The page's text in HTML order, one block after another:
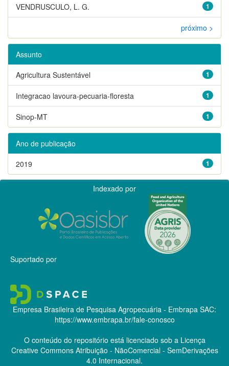
1
VENDRUSCULO, L. G.
próximo >
Assunto
1
Agricultura Sustentável
1
Integracao lavoura-pecuaria-floresta
1
Sinop-MT
Ano de publicação
1
2019
Indexado por
Suportado por
Empresa Brasileira de Pesquisa Agropecuária - Embrapa SAC:
https://www.embrapa.br/fale-conosco
O conteúdo do repositório está licenciado sob a Licença
Creative CommonsAtribuição - NãoComercial - SemDerivações
4.0 Internacional.